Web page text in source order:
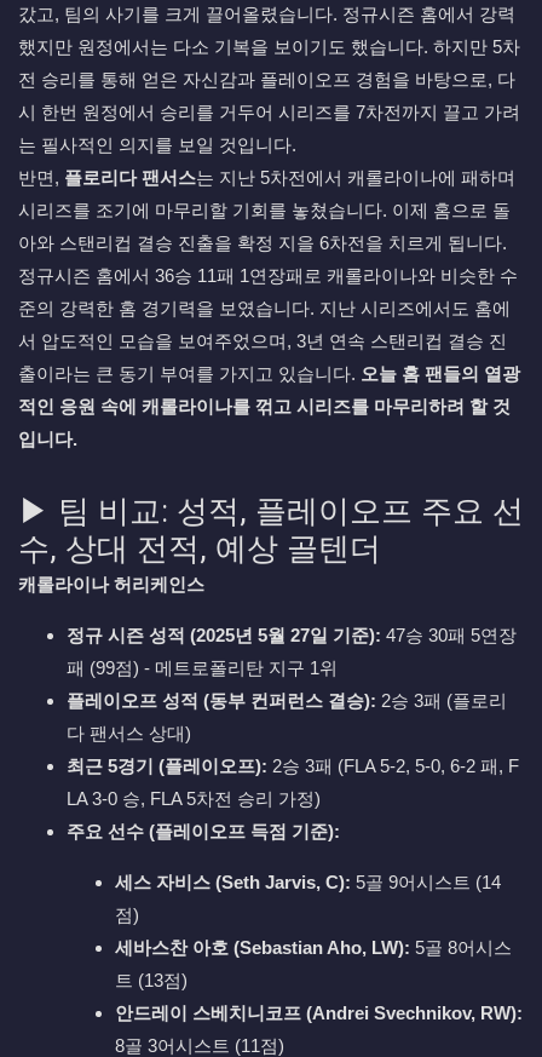
갔고, 팀의 사기를 크게 끌어올렸습니다. 정규시즌 홈에서 강력
했지만 원정에서는 다소 기복을 보이기도 했습니다. 하지만 5차
전 승리를 통해 얻은 자신감과 플레이오프 경험을 바탕으로, 다
시 한번 원정에서 승리를 거두어 시리즈를 7차전까지 끌고 가려
는 필사적인 의지를 보일 것입니다.
반면, 플로리다 팬서스는 지난 5차전에서 캐롤라이나에 패하며
시리즈를 조기에 마무리할 기회를 놓쳤습니다. 이제 홈으로 돌
아와 스탠리컵 결승 진출을 확정 지을 6차전을 치르게 됩니다.
정규시즌 홈에서 36승 11패 1연장패로 캐롤라이나와 비슷한 수
준의 강력한 홈 경기력을 보였습니다. 지난 시리즈에서도 홈에
서 압도적인 모습을 보여주었으며, 3년 연속 스탠리컵 결승 진
출이라는 큰 동기 부여를 가지고 있습니다. 오늘 홈 팬들의 열광
적인 응원 속에 캐롤라이나를 꺾고 시리즈를 마무리하려 할 것
입니다.
▶ 팀 비교: 성적, 플레이오프 주요 선
수, 상대 전적, 예상 골텐더
캐롤라이나 허리케인스
정규 시즌 성적 (2025년 5월 27일 기준): 47승 30패 5연장
패 (99점) - 메트로폴리탄 지구 1위
플레이오프 성적 (동부 컨퍼런스 결승): 2승 3패 (플로리
다 팬서스 상대)
최근 5경기 (플레이오프): 2승 3패 (FLA 5-2, 5-0, 6-2 패, F
LA 3-0 승, FLA 5차전 승리 가정)
주요 선수 (플레이오프 득점 기준):
세스 자비스 (Seth Jarvis, C): 5골 9어시스트 (14
점)
세바스찬 아호 (Sebastian Aho, LW): 5골 8어시스
트 (13점)
안드레이 스베치니코프 (Andrei Svechnikov, RW):
8골 3어시스트 (11점)